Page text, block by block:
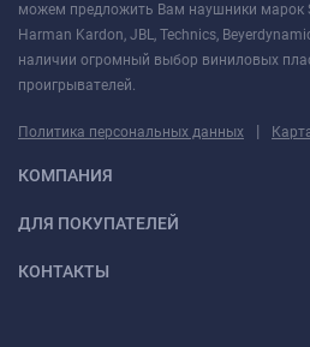
можем предложить Вам наушники марок
Harman Kardon, JBL, Technics,
наличии огромный выбор виниловых
проигрывателей.
Политика персональных данных |
КОМПАНИЯ
ДЛЯ ПОКУПАТЕЛЕЙ
КОНТАКТЫ